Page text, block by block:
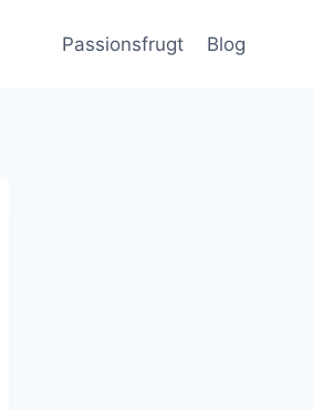
Passionsfrugt Blog